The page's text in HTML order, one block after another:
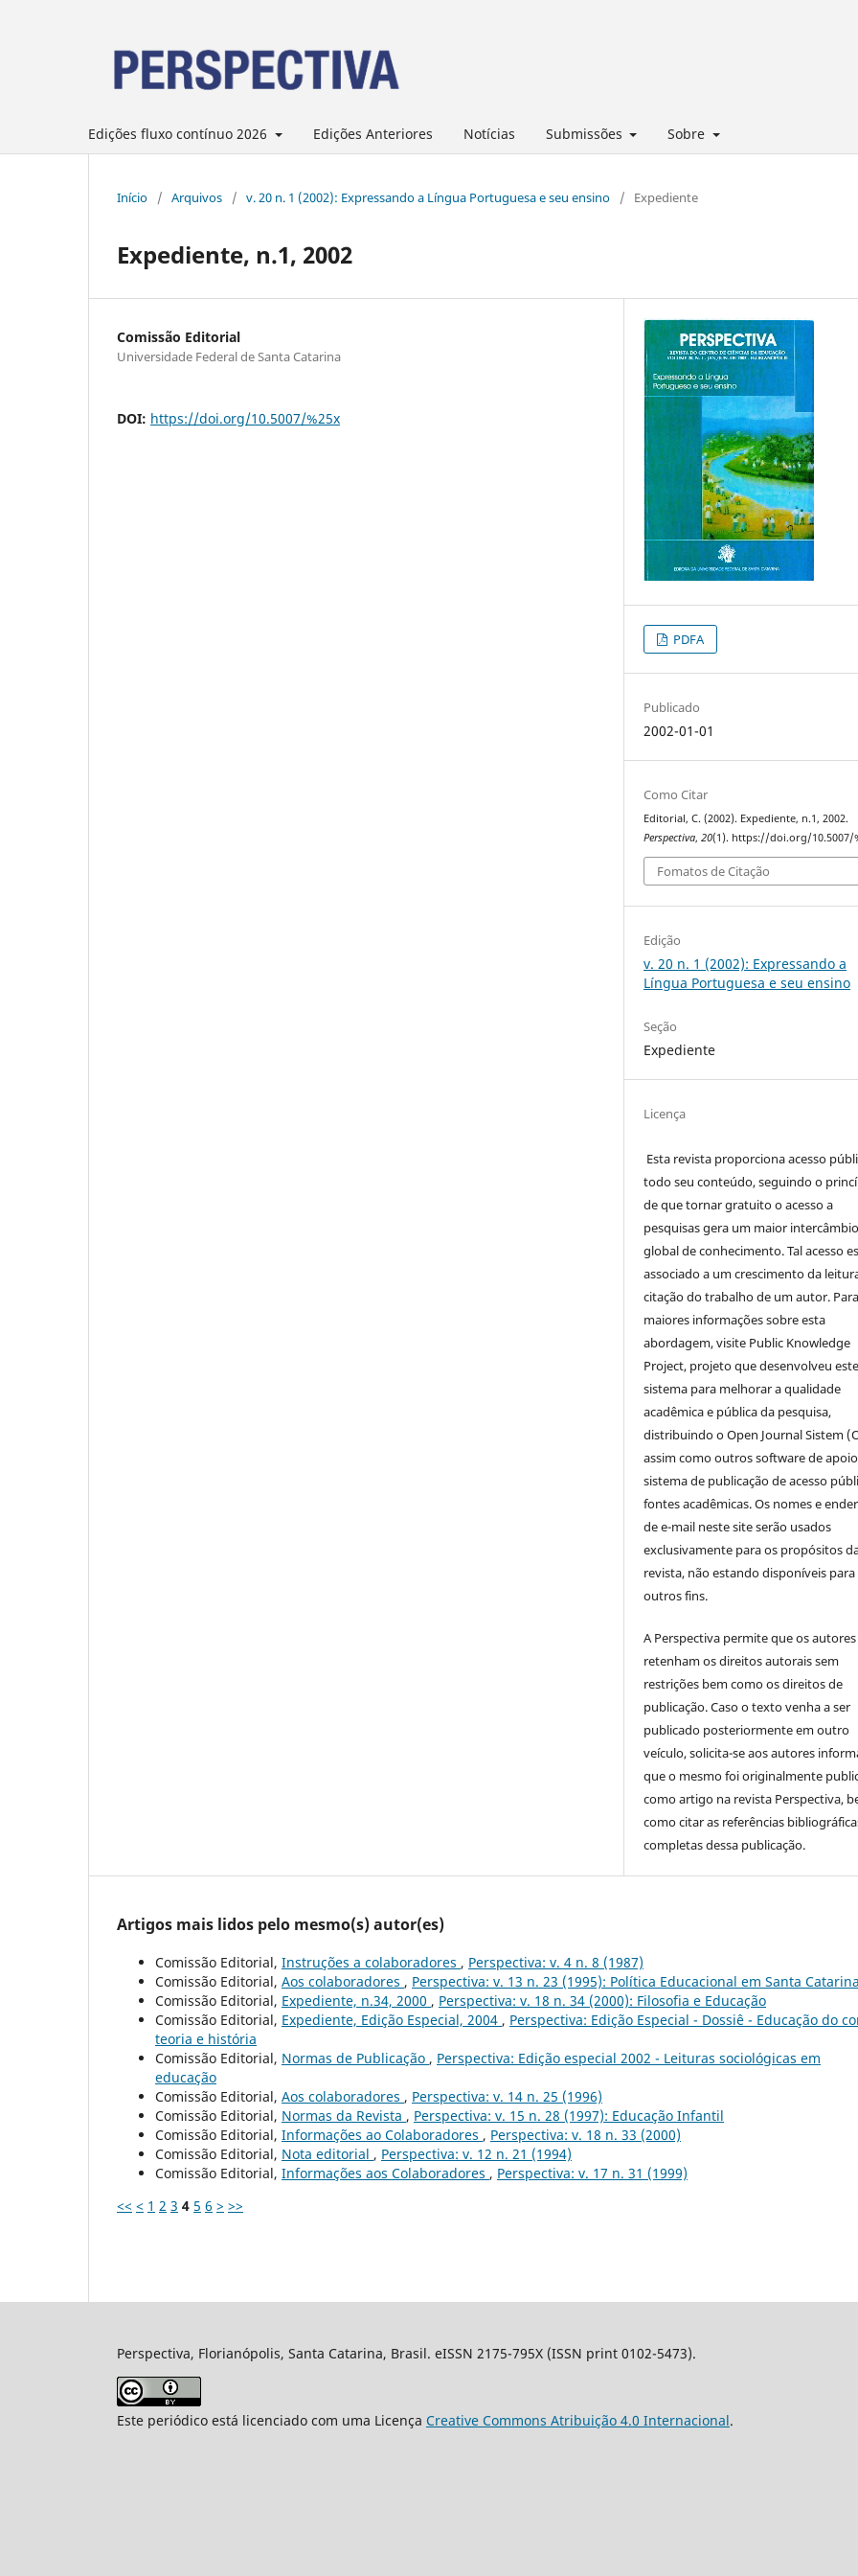
Edições fluxo contínuo 2026 Edições Anteriores Notícias Submissões Sobre
Início / Arquivos / v. 20 n. 1 (2002): Expressando a Língua Portuguesa e seu ensino / Expediente
Expediente, n.1, 2002
Comissão Editorial
Universidade Federal de Santa Catarina
DOI: https://doi.org/10.5007/%25x
PDFA
Publicado
2002-01-01
Como Citar
Editorial, C. (2002). Expediente, n.1, 2002.
Perspectiva,20(1). https://doi.org/10.5007/
Fomatos de Citação
Edição
v. 20 n. 1 (2002): Expressando a
Língua Portuguesa e seu ensino
Seção
Expediente
Licença
Esta revista proporciona acesso
todo seu conteúdo, seguindo o
de que tornar gratuito o acesso a
pesquisas gera um maior intercâmbio
global de conhecimento. Tal acesso
associado a um crescimento da
citação do trabalho de um autor. Para
maiores informações sobre esta
abordagem, visite Public Knowledge
Project, projeto que desenvolveu este
sistema para melhorar a qualidade
acadêmica e pública da pesquisa,
distribuindo o Open Journal Sistem
assim como outros software de
sistema de publicação de acesso
fontes acadêmicas. Os nomes e
de e-mail neste site serão usados
exclusivamente para os propósitos
revista, não estando disponíveis para
outros fins.
A Perspectiva permite que os autores
retenham os direitos autorais sem
restrições bem como os direitos de
publicação. Caso o texto venha a ser
publicado posteriormente em outro
veículo, solicita-se aos autores
que o mesmo foi originalmente
como artigo na revista Perspectiva,
como citar as referências
completas dessa publicação.
Artigos mais lidos pelo mesmo(s) autor(es)
Comissão Editorial, Instruções a colaboradores , Perspectiva: v. 4 n. 8 (1987)
Comissão Editorial, Aos colaboradores , Perspectiva: v. 13 n. 23 (1995): Política Educacional em Santa Catarina
Comissão Editorial, Expediente, n.34, 2000 , Perspectiva: v. 18 n. 34 (2000): Filosofia e Educação
Comissão Editorial, Expediente, Edição Especial, 2004 , Perspectiva: Edição Especial - Dossiê - Educação do
teoria e história
Comissão Editorial, Normas de Publicação , Perspectiva: Edição especial 2002 - Leituras sociológicas em
educação
Comissão Editorial, Aos colaboradores , Perspectiva: v. 14 n. 25 (1996)
Comissão Editorial, Normas da Revista , Perspectiva: v. 15 n. 28 (1997): Educação Infantil
Comissão Editorial, Informações ao Colaboradores , Perspectiva: v. 18 n. 33 (2000)
Comissão Editorial, Nota editorial , Perspectiva: v. 12 n. 21 (1994)
Comissão Editorial, Informações aos Colaboradores , Perspectiva: v. 17 n. 31 (1999)
<< < 1 2 3 4 5 6 > >>
Perspectiva, Florianópolis, Santa Catarina, Brasil. eISSN 2175-795X (ISSN print 0102-5473).
Este periódico está licenciado com uma Licença Creative Commons Atribuição 4.0 Internacional.